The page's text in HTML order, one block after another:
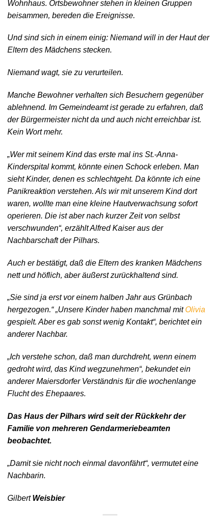
Wohnhaus. Ortsbewohner stehen in kleinen Gruppen
beisammen, bereden die Ereignisse.
Und sind sich in einem einig: Niemand will in der Haut der
Eltern des Mädchens stecken.
Niemand wagt, sie zu verurteilen.
Manche Bewohner verhalten sich Besuchern gegenüber
ablehnend. Im Gemeindeamt ist gerade zu erfahren, daß
der Bürgermeister nicht da und auch nicht erreichbar ist.
Kein Wort mehr.
„Wer mit seinem Kind das erste mal ins St.-Anna-
Kinderspital kommt, könnte einen Schock erleben. Man
sieht Kinder, denen es schlechtgeht. Da könnte ich eine
Panikreaktion verstehen. Als wir mit unserem Kind dort
waren, wollte man eine kleine Hautverwachsung sofort
operieren. Die ist aber nach kurzer Zeit von selbst
verschwunden“, erzählt Alfred Kaiser aus der
Nachbarschaft der Pilhars.
Auch er bestätigt, daß die Eltern des kranken Mädchens
nett und höflich, aber äußerst zurückhaltend sind.
„Sie sind ja erst vor einem halben Jahr aus Grünbach
hergezogen.“ „Unsere Kinder haben manchmal mit Olivia
gespielt. Aber es gab sonst wenig Kontakt“, berichtet ein
anderer Nachbar.
„Ich verstehe schon, daß man durchdreht, wenn einem
gedroht wird, das Kind wegzunehmen“, bekundet ein
anderer Maiersdorfer Verständnis für die wochenlange
Flucht des Ehepaares.
Das Haus der Pilhars wird seit der Rückkehr der
Familie von mehreren Gendarmeriebeamten
beobachtet.
„Damit sie nicht noch einmal davonfährt“, vermutet eine
Nachbarin.
Gilbert Weisbier